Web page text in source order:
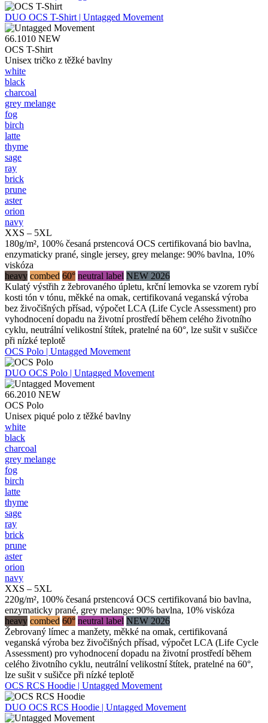
DUO OCS T-Shirt | Untagged Movement
66.1010 NEW
OCS T-Shirt
Unisex tričko z těžké bavlny
white
black
charcoal
grey melange
fog
birch
latte
thyme
sage
ray
brick
prune
aster
orion
navy
XXS – 5XL
180g/m², 100% česaná prstencová OCS certifikovaná bio bavlna,
enzymaticky prané, single jersey, grey melange: 90% bavlna, 10%
viskóza
heavy combed 60° neutral label NEW 2026
Kulatý výstřih z žebrovaného úpletu, krční lemovka se vzorem rybí
kosti tón v tónu, měkké na omak, certifikovaná veganská výroba
bez živočišných přísad, výpočet LCA (Life Cycle Assessment) pro
vyhodnocení dopadu na životní prostředí během celého životního
cyklu, neutrální velikostní štítek, pratelné na 60°, lze sušit v sušičce
při nízké teplotě
OCS Polo | Untagged Movement
DUO OCS Polo | Untagged Movement
66.2010 NEW
OCS Polo
Unisex piqué polo z těžké bavlny
white
black
charcoal
grey melange
fog
birch
latte
thyme
sage
ray
brick
prune
aster
orion
navy
XXS – 5XL
220g/m², 100% česaná prstencová OCS certifikovaná bio bavlna,
enzymaticky prané, grey melange: 90% bavlna, 10% viskóza
heavy combed 60° neutral label NEW 2026
Žebrovaný límec a manžety, měkké na omak, certifikovaná
veganská výroba bez živočišných přísad, výpočet LCA (Life Cycle
Assessment) pro vyhodnocení dopadu na životní prostředí během
celého životního cyklu, neutrální velikostní štítek, pratelné na 60°,
lze sušit v sušičce při nízké teplotě
OCS RCS Hoodie | Untagged Movement
DUO OCS RCS Hoodie | Untagged Movement